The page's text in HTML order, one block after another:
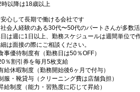
時以降は18歳以上
心して長期で働ける会社です
会人経験のある30代〜50代のパートさんが多数
は週に1日以上、勤務スケジュールは週間単位で
は面接の際にご相談ください。
事優待制度有（勤務日は50％OFF）
％割引券を毎月5枚支給
給休暇制度（勤務開始後6ヶ月で付与）
服・靴貸与（クリーニング費は店舗負担）
給制度（能力・習熟度に応じて昇給）